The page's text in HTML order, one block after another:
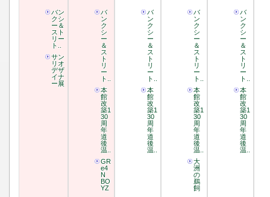
バン
クシ
ー＆
スト
リー
ト..
サン
リオ
デザ
イナ
ー展
バ
ン
ク
シ
ー
＆
ス
ト
リ
ー
ト..
本
館
改
築1
30
周
年
道
後
温..
GR
e4
N
BO
YZ
バ
ン
ク
シ
ー
＆
ス
ト
リ
ー
ト..
本
館
改
築1
30
周
年
道
後
温..
バ
ン
ク
シ
ー
＆
ス
ト
リ
ー
ト..
本
館
改
築1
30
周
年
道
後
温..
大
洲
の
鵜
飼
バ
ン
ク
シ
ー
＆
ス
ト
リ
ー
ト..
本
館
改
築1
30
周
年
道
後
温..